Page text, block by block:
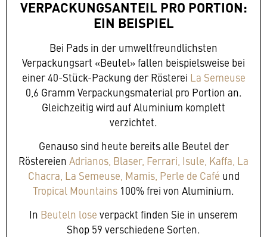
VERPACKUNGSANTEIL PRO PORTION:
EIN BEISPIEL
Bei Pads in der umweltfreundlichsten
Verpackungsart «Beutel» fallen beispielsweise bei
einer 40-Stück-Packung der Rösterei La Semeuse
0,6 Gramm Verpackungsmaterial pro Portion an.
Gleichzeitig wird auf Aluminium komplett
verzichtet.
Genauso sind heute bereits alle Beutel der
Röstereien Adrianos, Blaser, Ferrari, Isule, Kaffa, La
Chacra, La Semeuse, Mamis, Perle de Café und
Tropical Mountains 100% frei von Aluminium.
In Beuteln lose verpackt finden Sie in unserem
Shop 59 verschiedene Sorten.